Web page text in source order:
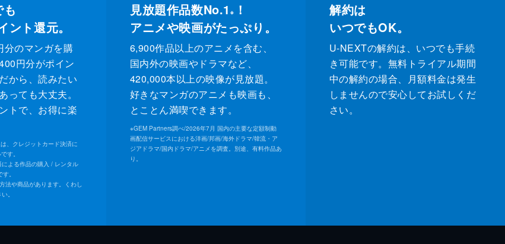
ント還元。
分のマンガを購
円分がポイン
から、読みたい
っても大丈夫。
トで、お得に楽
、クレジットカード決済に
す。
よる作品の購入 / レンタル
。
法や商品があります。くわし
。
見放題作品数No.1 ※
！
アニメや映画がたっぷり。
6,900作品以上のアニメを含む、
国内外の映画やドラマなど、
420,000本以上の映像が見放題。
好きなマンガのアニメも映画も、
とことん満喫できます。
※GEM Partners調べ/2026年7⽉ 国内の主要な定額制動
画配信サービスにおける洋画/邦画/海外ドラマ/韓流・ア
ジアドラマ/国内ドラマ/アニメを調査。別途、有料作品あ
り。
解約は
いつでもOK。
U-NEXTの解約は、いつでも手続
き可能です。無料トライアル期間
中の解約の場合、月額料金は発生
しませんので安心してお試しくだ
さい。